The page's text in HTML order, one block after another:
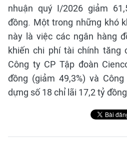
nhuận quý I/2026 giảm
đồng. Một trong những khó
này là việc các ngân hàng
khiến chi phí tài chính tăng
Công ty CP Tập đoàn
đồng (giảm 49,3%) và
dựng số 18 chỉ lãi 17,2 tỷ